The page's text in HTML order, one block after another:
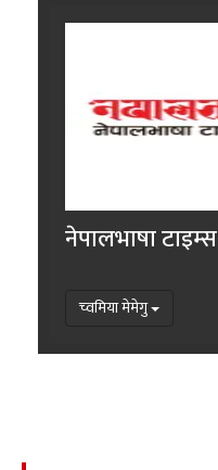
नेपालभाषा टाइम्स
च्वमिया मेमेगु